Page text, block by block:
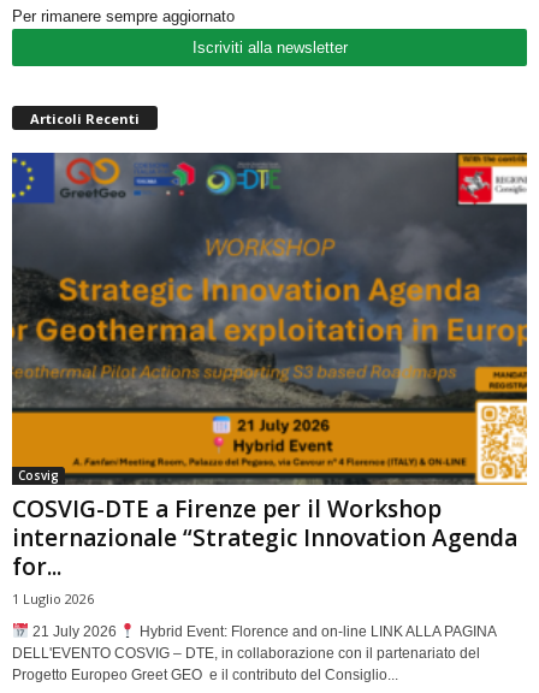
Per rimanere sempre aggiornato
Iscriviti alla newsletter
Articoli Recenti
Cosvig
COSVIG-DTE a Firenze per il Workshop
internazionale “Strategic Innovation Agenda
for...
1 Luglio 2026
21 July 2026
Hybrid Event: Florence and on-line LINK ALLA PAGINA
DELL'EVENTO COSVIG – DTE, in collaborazione con il partenariato del
Progetto Europeo Greet GEO e il contributo del Consiglio...